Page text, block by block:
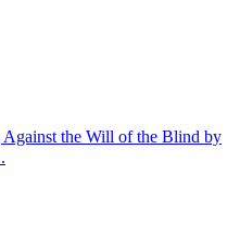
the Will of the Blind by